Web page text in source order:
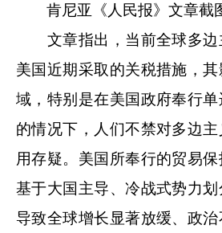
肯尼亚《人民报》文章截
文章指出，当前全球多边
美国近期采取的关税措施，
域，特别是在美国政府奉行
的情况下，人们不禁对多边
用存疑。美国所奉行的贸易
基于大国主导、冷战式势力
导致全球增长显著放缓、政